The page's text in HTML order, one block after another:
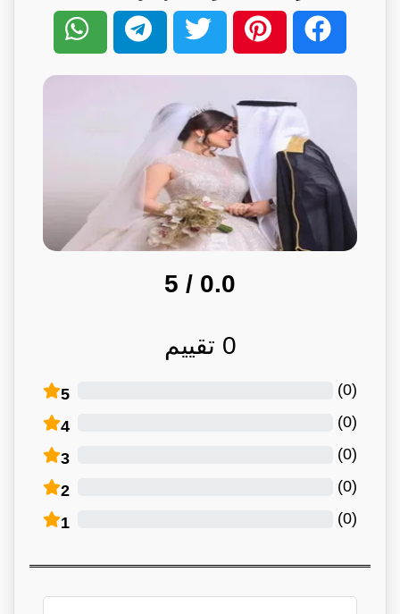
0.0
/ 5
0 تقييم
5 (
0
)
4 (
0
)
3 (
0
)
2 (
0
)
1 (
0
)